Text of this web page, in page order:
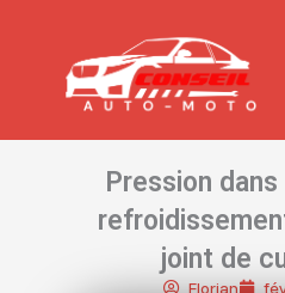
Pression
joint de